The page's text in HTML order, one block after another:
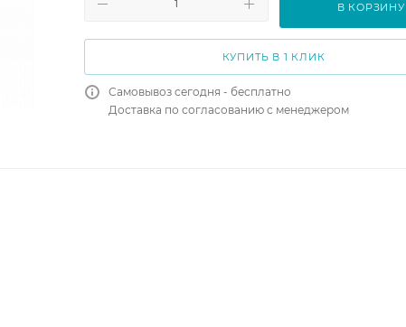
В КОРЗИНУ
КУПИТЬ В 1 КЛИК
Самовывоз сегодня - бесплатно
Доставка по согласованию с менеджером